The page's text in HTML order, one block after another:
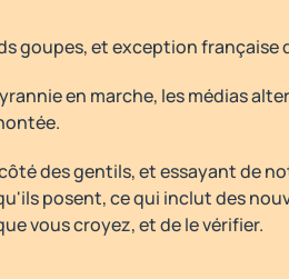
goupes, et exception
en marche, les médias
des gentils, et essayant de
posent, ce qui inclut des
vous croyez, et de le vérifier.